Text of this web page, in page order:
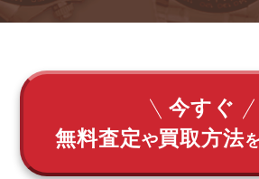
今すぐ
無料査定や買取方法